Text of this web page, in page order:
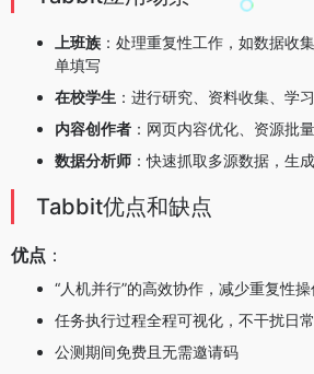
上班族 ：处理重复性工作，如数据收
单填写
在校学生 ：进行研究、资料收集、学
内容创作者 ：网页内容优化、资源批
数据分析师 ：快速抓取多源数据，生
Tabbit优点和缺点
优点 ：
“人机并行”的高效协作，减少重复性
任务执行过程全程可视化，不干扰日
公测期间免费且无需邀请码